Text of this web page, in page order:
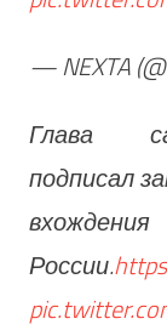
— NEXTA
Глава
подписал
России.